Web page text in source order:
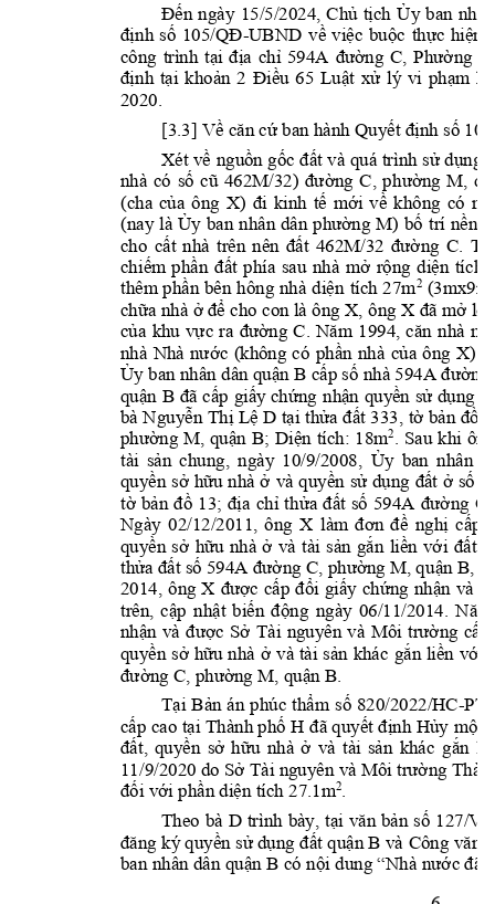
Đến ngày 15/5/2024, Chủ tịch Ủy ban
định số 105/QĐ-UBND về việc buộc thực hiện
công trình tại địa chỉ 594A đường C Phường
định tại khoản 2 Điều 65 Luật xử lý vi phạm
2020
[3.3] Về căn cứ ban hành Quyết định số
Xét về nguồn gốc đất và quá trình sử dụng
nhà có số cũ 462M/32) đường C, phường M, q
(cha của ông X) đi kinh tế mới về không có
(nay là Ủy ban nhân dân phường M) bố trí nền
cho cất nhà trên nên đất 462M/32 đường C
chiếm phần đất phía sau nhà mở rộng diện tích
thêm phần bên hông nhà diện tích 27m2 (3mx9
chữa nhà ở để cho con là ông X ông X đã mở
của khu vực ra đường C. Năm 1994, căn nhà
nhà Nhà nước (không có phần nhà của ông X).
Ủy ban nhân dân quận B cấp số nhà 594A đường
quận B đã cấp giấy chứng nhận quyền sử dụng
bà Nguyễn Thị Lệ D tại thửa đất 333, tờ bản đồ
phường M, quận B; Diện tích: 18m2 . Sau khi
tài sản chung ngày 10/9/2008 Ủy ban nhân
quyền sở hữu nhà ở và quyền sử dụng đất ở số
tờ bản đồ 13; địa chỉ thửa đất số 594A đường C
Ngày 02/12/2011, ông X làm đơn đề nghị cấp
quyền sở hữu nhà ở và tài sản gắn liền với đất
thửa đất số 594A đường C phường M, quận B
2014, ông X được cấp đổi giấy chứng nhận và
trên, cập nhật biến động ngày 06/11/2014.
nhận và được Sở Tài nguyên và Môi trường cấp
quyền sở hữu nhà ở và tài sản khác gắn liền với
đường C phường M quận B
Tại Bản án phúc thẩm số 820/2022/HC-PT
cấp cao tại Thành phố H đã quyết định Hủy một
đất, quyền sở hữu nhà ở và tài sản khác gắn
11/9/2020 do Sở Tài nguyên và Môi trường
đối với phần diện tích 27.1m 2.
Theo bà D trình bày, tại văn bản số 127/
đăng ký quyền sử dụng đất quận B và Công văn
ban nhân dân quận B có nội dung “Nhà nước đã